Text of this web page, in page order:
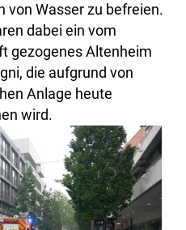
von Wasser zu befreien.
dabei ein vom
gezogenes Altenheim
die aufgrund von
Anlage heute
wird.